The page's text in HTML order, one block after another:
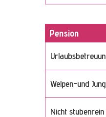
Pension
Welpen-und
Nicht